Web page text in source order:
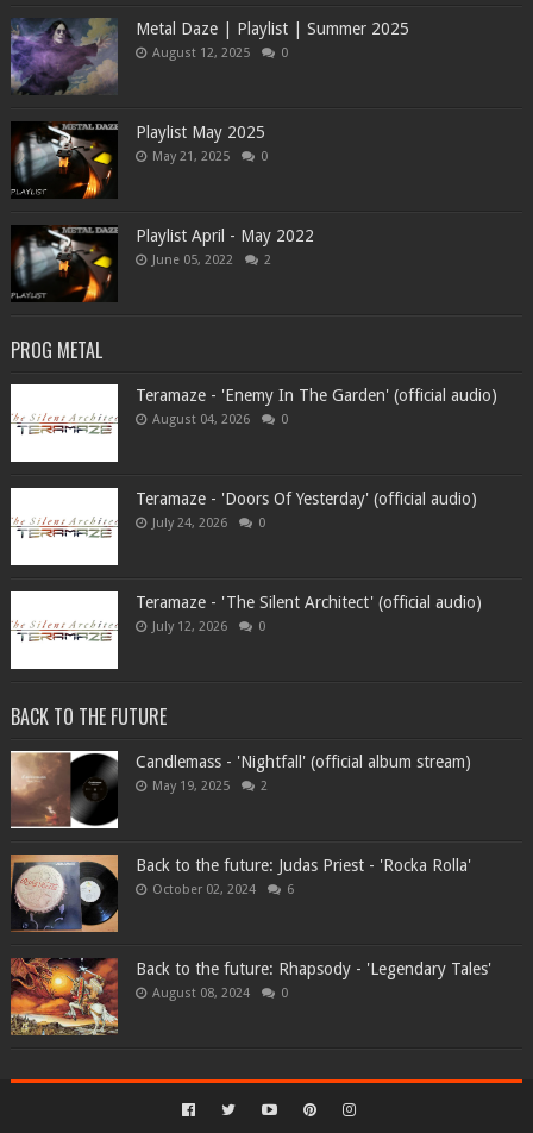
Metal Daze | Playlist | Summer 2025
August 12, 2025 0
Playlist May 2025
May 21, 2025 0
Playlist April - May 2022
June 05, 2022 2
PROG METAL
Teramaze - 'Enemy In The Garden' (official audio)
August 04, 2026 0
Teramaze - 'Doors Of Yesterday' (official audio)
July 24, 2026 0
Teramaze - 'The Silent Architect' (official audio)
July 12, 2026 0
BACK TO THE FUTURE
Candlemass - 'Nightfall' (official album stream)
May 19, 2025 2
Back to the future: Judas Priest - 'Rocka Rolla'
October 02, 2024 6
Back to the future: Rhapsody - 'Legendary Tales'
August 08, 2024 0